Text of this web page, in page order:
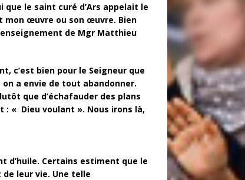
le saint curé d’Ars appelait le
mon œuvre ou son œuvre. Bien
enseignement de Mgr Matthieu
c’est bien pour le Seigneur que
a envie de tout abandonner.
que d’échafauder des plans
: « Dieu voulant ». Nous irons là,
d’huile. Certains estiment que le
leur vie. Une telle